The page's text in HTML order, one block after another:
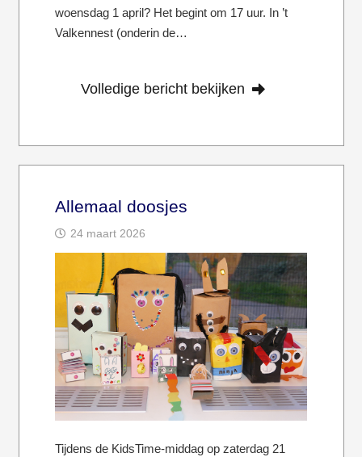
woensdag 1 april? Het begint om 17 uur. In ’t
Valkennest (onderin de…
Volledige bericht bekijken
Allemaal doosjes
24 maart 2026
Tijdens de KidsTime-middag op zaterdag 21